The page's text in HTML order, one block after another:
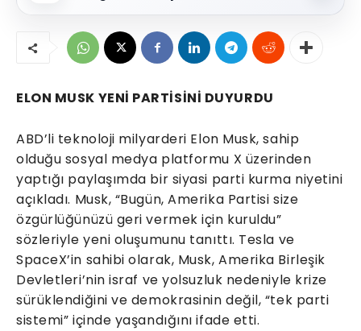
ELON MUSK YENİ PARTİSİNİ DUYURDU
ABD’li teknoloji milyarderi Elon Musk, sahip
olduğu sosyal medya platformu X üzerinden
yaptığı paylaşımda bir siyasi parti kurma niyetini
açıkladı. Musk, “Bugün, Amerika Partisi size
özgürlüğünüzü geri vermek için kuruldu”
sözleriyle yeni oluşumunu tanıttı. Tesla ve
SpaceX’in sahibi olarak, Musk, Amerika Birleşik
Devletleri’nin israf ve yolsuzluk nedeniyle krize
sürüklendiğini ve demokrasinin değil, “tek parti
sistemi” içinde yaşandığını ifade etti.